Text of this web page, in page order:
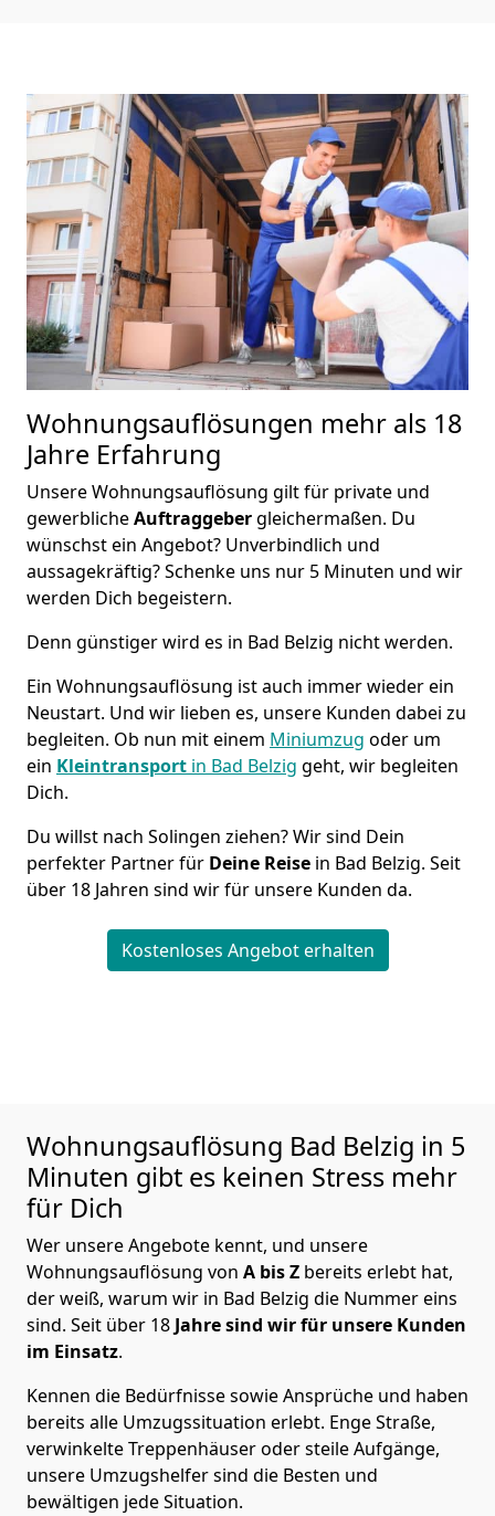
Wohnungsauflösungen mehr als 18
Jahre Erfahrung
Unsere Wohnungsauflösung gilt für private und
gewerblicheAuftraggebergleichermaßen. Du
wünschst ein Angebot? Unverbindlich und
aussagekräftig? Schenke uns nur 5 Minuten und wir
werden Dich begeistern.
Denn günstiger wird es in Bad Belzig nicht werden.
Ein Wohnungsauflösung ist auch immer wieder ein
Neustart. Und wir lieben es, unsere Kunden dabei zu
begleiten. Ob nun mit einem Miniumzug oder um
ein Kleintransport in Bad Belzig geht, wir begleiten
Dich.
Du willst nach Solingen ziehen? Wir sind Dein
perfekter Partner für Deine Reise in Bad Belzig. Seit
über 18 Jahren sind wir für unsere Kunden da.
Kostenloses Angebot erhalten
Wohnungsauflösung Bad Belzig in 5
Minuten gibt es keinen Stress mehr
für Dich
Wer unsere Angebote kennt, und unsere
Wohnungsauflösung von A bis Z bereits erlebt hat,
der weiß, warum wir in Bad Belzig die Nummer eins
sind. Seit über 18 Jahre sind wir für unsere Kunden
im Einsatz.
Kennen die Bedürfnisse sowie Ansprüche und haben
bereits alle Umzugssituation erlebt. Enge Straße,
verwinkelte Treppenhäuser oder steile Aufgänge,
unsere Umzugshelfer sind die Besten und
bewältigen jede Situation.